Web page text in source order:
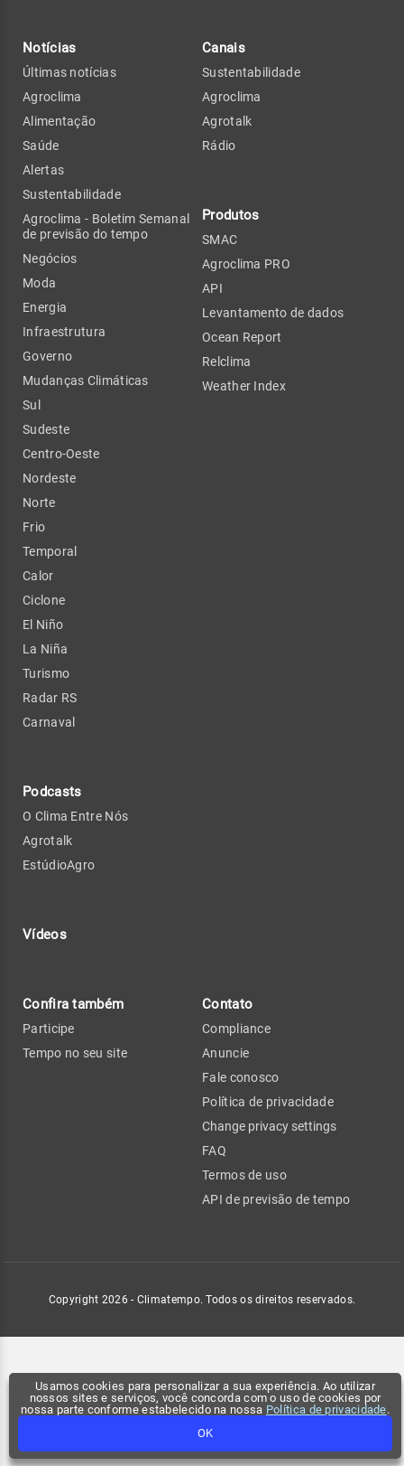
Usamos cookies para personalizar a sua experiência. Ao utilizar
nossos sites e serviços, você concorda com o uso de cookies por
nossa parte conforme estabelecido na nossa Política de privacidade.
OK
Notícias
Últimas notícias
Agroclima
Alimentação
Saúde
Alertas
Sustentabilidade
Agroclima - Boletim Semanal
de previsão do tempo
Negócios
Moda
Energia
Infraestrutura
Governo
Mudanças Climáticas
Sul
Sudeste
Centro-Oeste
Nordeste
Norte
Frio
Temporal
Calor
Ciclone
El Niño
La Niña
Turismo
Radar RS
Carnaval
Podcasts
O Clima Entre Nós
Agrotalk
EstúdioAgro
Vídeos
Canais
Sustentabilidade
Agroclima
Agrotalk
Rádio
Produtos
SMAC
Agroclima PRO
API
Levantamento de dados
Ocean Report
Relclima
Weather Index
Confira também
Participe
Tempo no seu site
Contato
Compliance
Anuncie
Fale conosco
Política de privacidade
Change privacy settings
FAQ
Termos de uso
API de previsão de tempo
Copyright 2026 - Climatempo. Todos os direitos reservados.